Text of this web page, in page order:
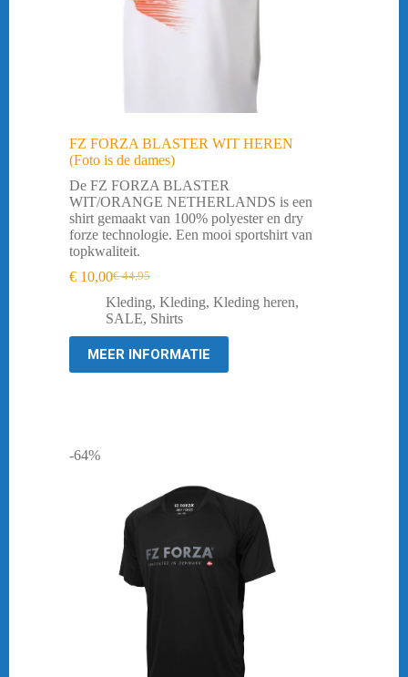
FZ FORZA BLASTER WIT HEREN
(Foto is de dames)
De FZ FORZA BLASTER
WIT/ORANGE NETHERLANDS is een
shirt gemaakt van 100% polyester en dry
forze technologie. Een mooi sportshirt van
topkwaliteit.
€44,95
Oorspronkelijke
prijs
was:
€ 44,95.
€ 10,00Huidige
prijs
is:
€ 10,00.
Kleding, Kleding, Kleding heren,
SALE, Shirts
MEER INFORMATIE
-64%